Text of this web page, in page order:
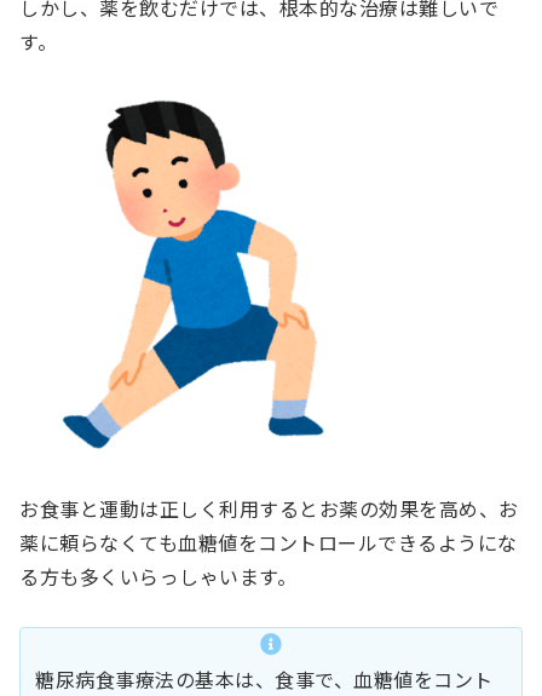
しかし、薬を飲むだけでは、根本的な治療は難しいで
す。
お食事と運動は正しく利用するとお薬の効果を高め、お
薬に頼らなくても血糖値をコントロールできるようにな
る方も多くいらっしゃいます。
糖尿病食事療法の基本は、食事で、血糖値をコント